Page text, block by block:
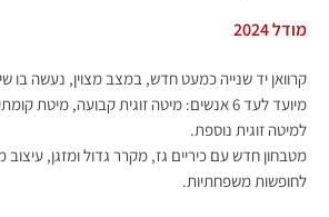
מודל 2024
קרוואן יד שנייה כמעט חדש, במצב מצוין, נעשה בו
מיועד לעד 6 אנשים: מיטה זוגית קבועה, מיטת
למיטה זוגית נוספת.
מטבחון חדש עם כיריים גז, מקרר גדול ומזגן, עיצוב
לחופשות משפחתיות.